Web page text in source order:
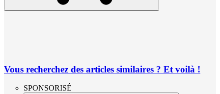
Vous recherchez des articles similaires ? Et voilà !
SPONSORISÉ